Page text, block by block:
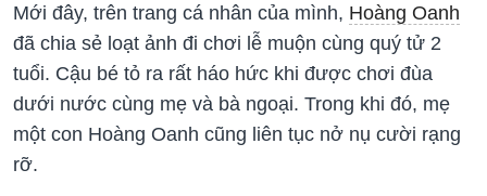
Mới đây, trên trang cá nhân của mình, Hoàng Oanh
đã chia sẻ loạt ảnh đi chơi lễ muộn cùng quý tử 2
tuổi. Cậu bé tỏ ra rất háo hức khi được chơi đùa
dưới nước cùng mẹ và bà ngoại. Trong khi đó, mẹ
một con Hoàng Oanh cũng liên tục nở nụ cười rạng
rỡ.